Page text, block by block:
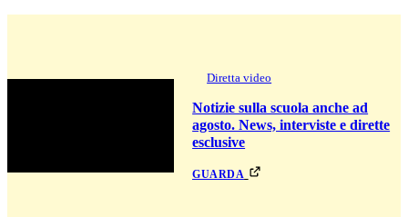
Diretta video
Notizie sulla scuola anche ad
agosto. News, interviste e dirette
esclusive
guarda